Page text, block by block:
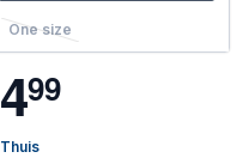
One size
499
Thuis